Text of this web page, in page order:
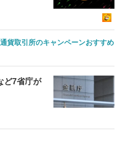
貨取引所のキャンペーンおすすめ
ど7省庁が